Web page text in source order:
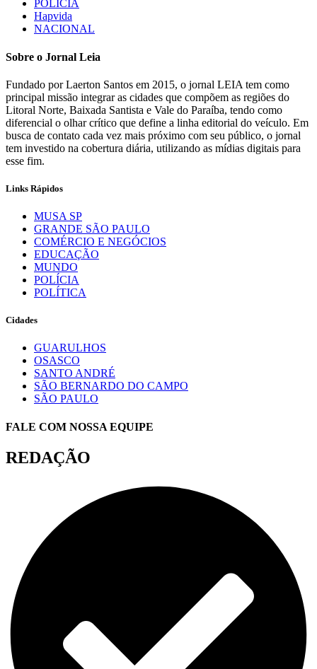
POLÍCIA
Hapvida
NACIONAL
Sobre o Jornal Leia
Fundado por Laerton Santos em 2015, o jornal LEIA tem como
principal missão integrar as cidades que compõem as regiões do
Litoral Norte, Baixada Santista e Vale do Paraíba, tendo como
diferencial o olhar crítico que define a linha editorial do veículo. Em
busca de contato cada vez mais próximo com seu público, o jornal
tem investido na cobertura diária, utilizando as mídias digitais para
esse fim.
Links Rápidos
MUSA SP
GRANDE SÃO PAULO
COMÉRCIO E NEGÓCIOS
EDUCAÇÃO
MUNDO
POLÍCIA
POLÍTICA
Cidades
GUARULHOS
OSASCO
SANTO ANDRÉ
SÃO BERNARDO DO CAMPO
SÃO PAULO
FALE COM NOSSA EQUIPE
REDAÇÃO